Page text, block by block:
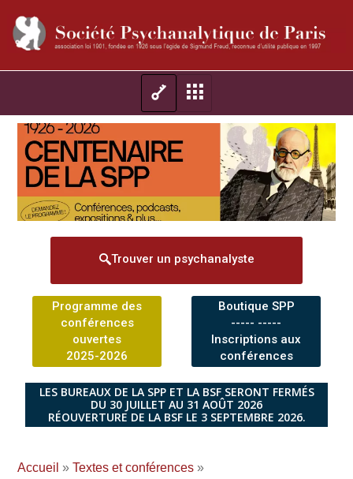
Trouver un psychanalyste
Programme des
conférences
ouvertes
2025-2026
Boutique SPP
----- -----
Inscriptions aux
conférences
LES BUREAUX DE LA SPP ET LA BSF SERONT FERMÉS
DU 30 JUILLET AU 31 AOÛT 2026
RÉOUVERTURE DE LA BSF LE 3 SEPTEMBRE 2026.
Accueil » Textes et conférences »